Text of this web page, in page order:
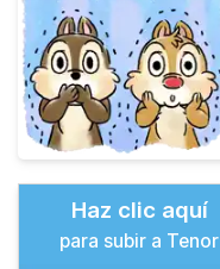
Haz clic aquí
para subir a Tenor